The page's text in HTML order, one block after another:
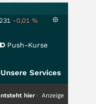
-0,01 %
Push-Kurse
Unsere Services
Milliardenstory?
Anzeige